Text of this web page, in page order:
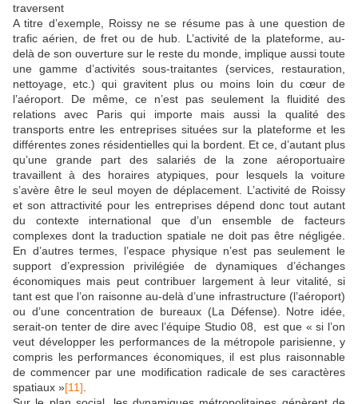
traversent
A titre d’exemple, Roissy ne se résume pas à une question de
trafic aérien, de fret ou de hub. L’activité de la plateforme, au-
delà de son ouverture sur le reste du monde, implique aussi toute
une gamme d’activités sous-traitantes (services, restauration,
nettoyage, etc.) qui gravitent plus ou moins loin du cœur de
l’aéroport. De même, ce n’est pas seulement la fluidité des
relations avec Paris qui importe mais aussi la qualité des
transports entre les entreprises situées sur la plateforme et les
différentes zones résidentielles qui la bordent. Et ce, d’autant plus
qu’une grande part des salariés de la zone aéroportuaire
travaillent à des horaires atypiques, pour lesquels la voiture
s’avère être le seul moyen de déplacement. L’activité de Roissy
et son attractivité pour les entreprises dépend donc tout autant
du contexte international que d’un ensemble de facteurs
complexes dont la traduction spatiale ne doit pas être négligée.
En d’autres termes, l’espace physique n’est pas seulement le
support d’expression privilégiée de dynamiques d’échanges
économiques mais peut contribuer largement à leur vitalité, si
tant est que l’on raisonne au-delà d’une infrastructure (l’aéroport)
ou d’une concentration de bureaux (La Défense). Notre idée,
serait-on tenter de dire avec l’équipe Studio 08, est que « si l’on
veut développer les performances de la métropole parisienne, y
compris les performances économiques, il est plus raisonnable
de commencer par une modification radicale de ses caractères
spatiaux »[11]